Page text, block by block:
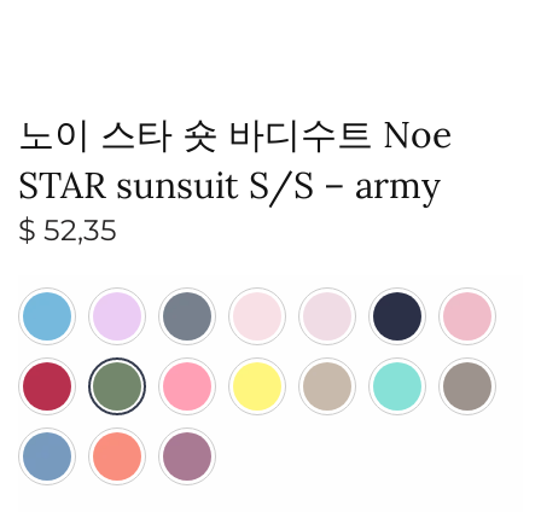
노이 스타 숏 바디수트 Noe
STAR sunsuit S/S – army
$ 52,35